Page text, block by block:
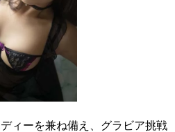
ィーを兼ね備え、グラビア挑戦